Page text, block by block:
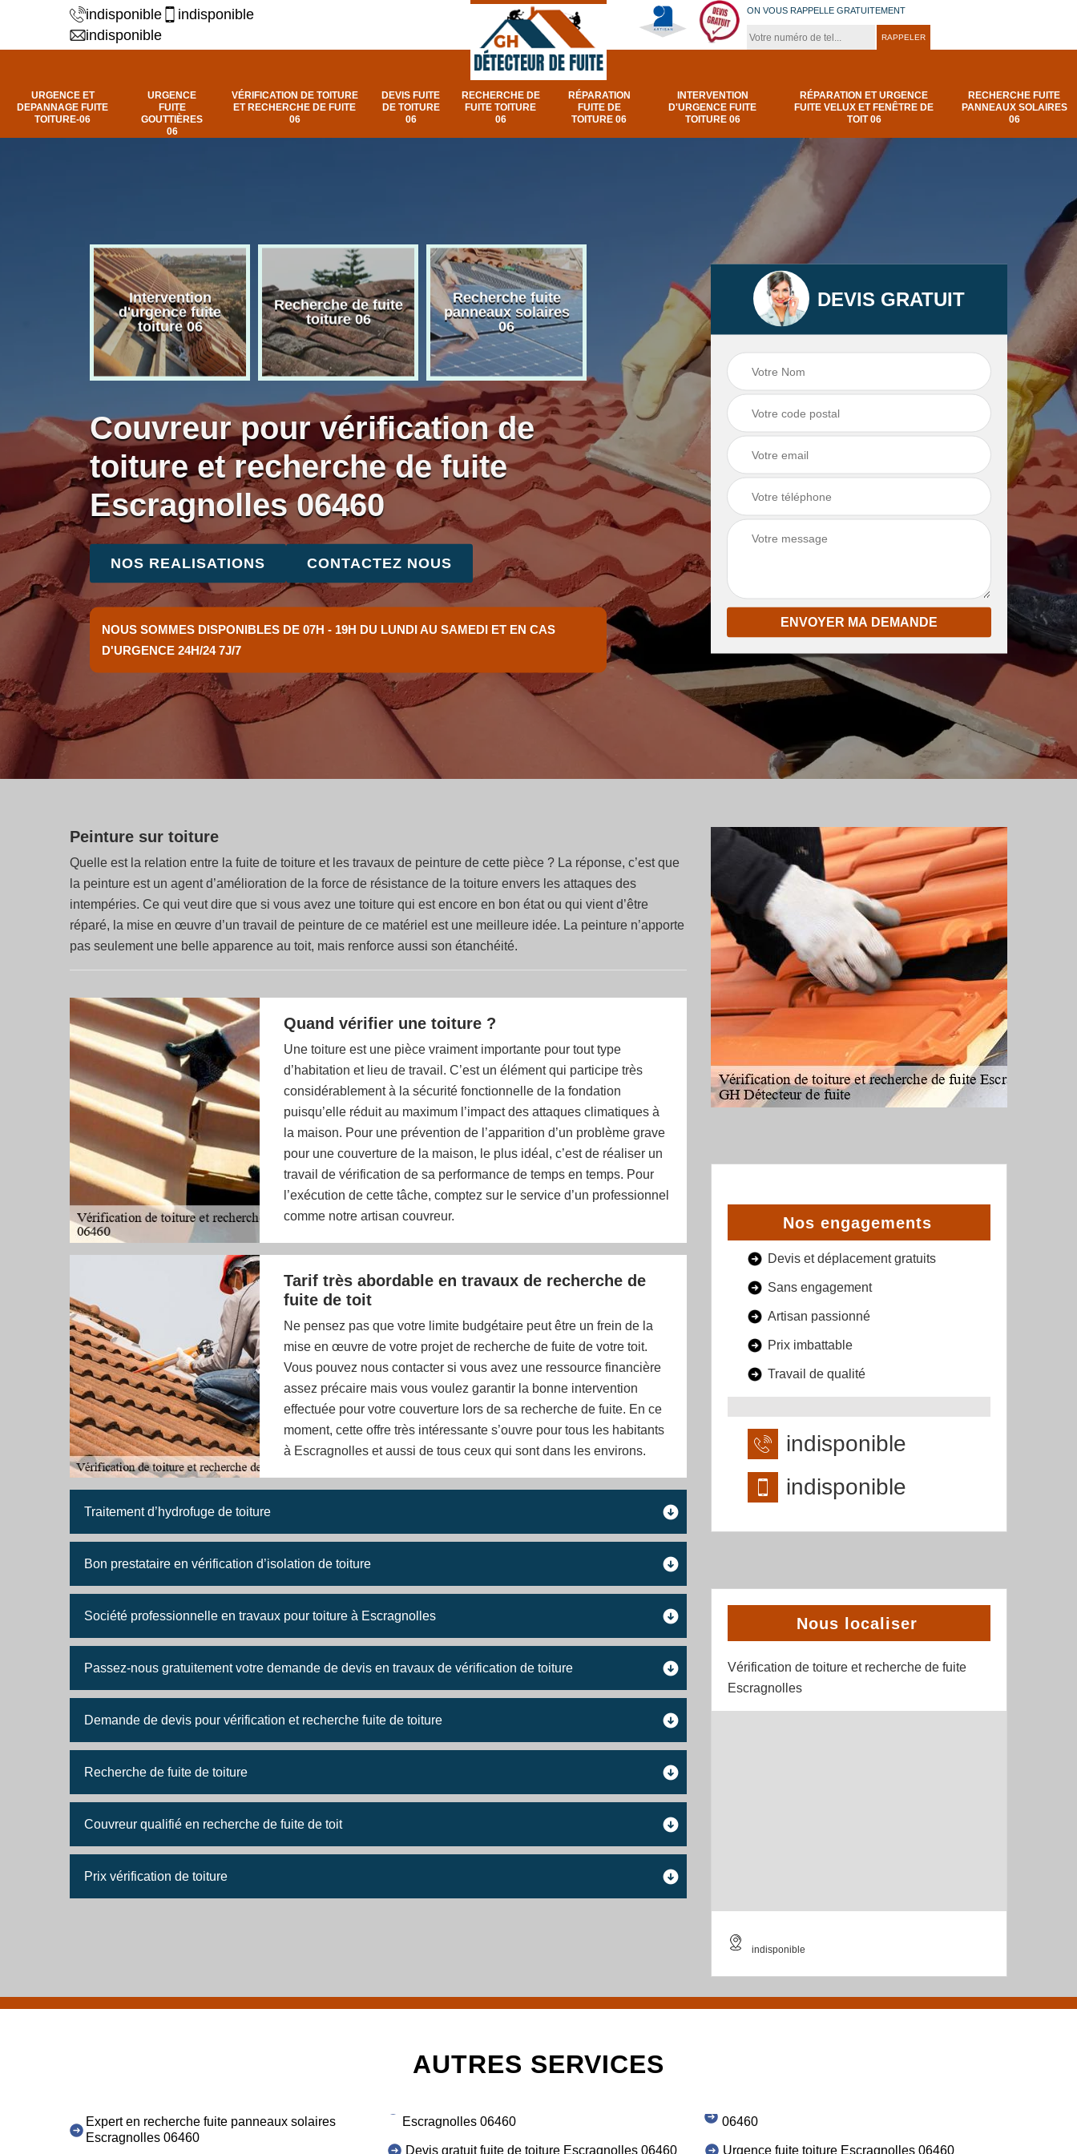
indisponible
indisponible
indisponible
ON VOUS RAPPELLE GRATUITEMENT
URGENCE ET
DEPANNAGE FUITE
TOITURE-06
URGENCE
FUITE
GOUTTIÈRES
06
VÉRIFICATION DE TOITURE
ET RECHERCHE DE FUITE
06
DEVIS FUITE
DE TOITURE
06
RECHERCHE DE
FUITE TOITURE
06
RÉPARATION
FUITE DE
TOITURE 06
INTERVENTION
D'URGENCE FUITE
TOITURE 06
RÉPARATION ET URGENCE
FUITE VELUX ET FENÊTRE DE
TOIT 06
RECHERCHE FUITE
PANNEAUX SOLAIRES
06
Intervention
d'urgence fuite
toiture 06
Recherche de fuite
toiture 06
Recherche fuite
panneaux solaires
06
Réparation et
urgence fuite velux
et fenêtre de toit 06
Réparation fuite de
Urgence et
depannage fuite
toiture-06
Couvreur pour vérification de
toiture et recherche de fuite
Escragnolles 06460
NOS REALISATIONS CONTACTEZ NOUS
NOUS SOMMES DISPONIBLES DE 07H - 19H DU LUNDI AU SAMEDI ET EN CAS
D'URGENCE 24H/24 7J/7
DEVIS GRATUIT
Peinture sur toiture
Quelle est la relation entre la fuite de toiture et les travaux de peinture de cette pièce ? La réponse, c’est que
la peinture est un agent d’amélioration de la force de résistance de la toiture envers les attaques des
intempéries. Ce qui veut dire que si vous avez une toiture qui est encore en bon état ou qui vient d’être
réparé, la mise en œuvre d’un travail de peinture de ce matériel est une meilleure idée. La peinture n’apporte
pas seulement une belle apparence au toit, mais renforce aussi son étanchéité.
Quand vérifier une toiture ?
Une toiture est une pièce vraiment importante pour tout type
d’habitation et lieu de travail. C’est un élément qui participe très
considérablement à la sécurité fonctionnelle de la fondation
puisqu’elle réduit au maximum l’impact des attaques climatiques à
la maison. Pour une prévention de l’apparition d’un problème grave
pour une couverture de la maison, le plus idéal, c’est de réaliser un
travail de vérification de sa performance de temps en temps. Pour
l’exécution de cette tâche, comptez sur le service d’un professionnel
comme notre artisan couvreur.
Tarif très abordable en travaux de recherche de
fuite de toit
Ne pensez pas que votre limite budgétaire peut être un frein de la
mise en œuvre de votre projet de recherche de fuite de votre toit.
Vous pouvez nous contacter si vous avez une ressource financière
assez précaire mais vous voulez garantir la bonne intervention
effectuée pour votre couverture lors de sa recherche de fuite. En ce
moment, cette offre très intéressante s’ouvre pour tous les habitants
à Escragnolles et aussi de tous ceux qui sont dans les environs.
Traitement d’hydrofuge de toiture
Bon prestataire en vérification d’isolation de toiture
Société professionnelle en travaux pour toiture à Escragnolles
Passez-nous gratuitement votre demande de devis en travaux de vérification de toiture
Demande de devis pour vérification et recherche fuite de toiture
Recherche de fuite de toiture
Couvreur qualifié en recherche de fuite de toit
Prix vérification de toiture
Nos engagements
Devis et déplacement gratuits
Sans engagement
Artisan passionné
Prix imbattable
Travail de qualité
indisponible
indisponible
Nous localiser
Vérification de toiture et recherche de fuite
Escragnolles
indisponible
AUTRES SERVICES
Expert en recherche fuite panneaux solaires
Escragnolles 06460
Escragnolles 06460
Devis gratuit fuite de toiture Escragnolles 06460
06460
Urgence fuite toiture Escragnolles 06460